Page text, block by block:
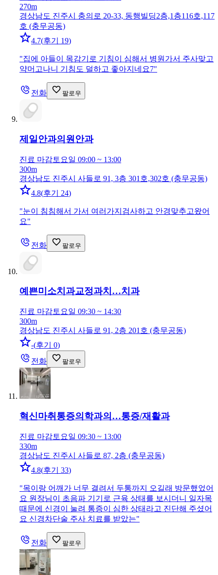
270m
경상남도 진주시 충의로 20-33, 동행빌딩2층,1층116호,117
호 (충무공동)
4.7(후기 19)
"집에 아들이 목감기로 기침이 심해서 병원가서 주사맞고
약머고나니 기침도 덜하고 좋아지네요7"
전화 팔로우
제일안과의원 안과
진료 마감토요일 09:00 ~ 13:00
300m
경상남도 진주시 사들로 91, 3층 301호,302호 (충무공동)
4.8(후기 24)
"눈이 침침해서 가서 여러가지검사하고 안경맞추고왔어
요"
전화 팔로우
예쁜미소치과교정과치…치과
진료 마감토요일 09:30 ~ 14:30
300m
경상남도 진주시 사들로 91, 2층 201호 (충무공동)
-(후기 0)
전화
팔로우
혁신마취통증의학과의…통증/재활과
진료 마감토요일 09:30 ~ 13:00
330m
경상남도 진주시 사들로 87, 2층 (충무공동)
4.8(후기 33)
"목이랑 어깨가 너무 결려서 두통까지 오길래 방문했었어
요 원장님이 초음파 기기로 근육 상태를 보시더니 일자목
때문에 신경이 눌려 통증이 심한 상태라고 진단해 주셨어
요 신경차단술 주사 치료를 받았는"
전화 팔로우